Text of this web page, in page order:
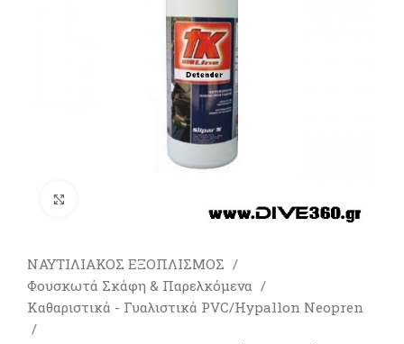
ΝΑΥΤΙΛΙΑΚΟΣ ΕΞΟΠΛΙΣΜΟΣ
Φουσκωτά Σκάφη & Παρελκόμενα
Καθαριστικά - Γυαλιστικά PVC/Hypallon Neopren